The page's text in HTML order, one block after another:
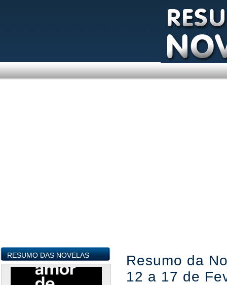
RESUMO DAS NOVELAS
Resumo da
12 a 17 de